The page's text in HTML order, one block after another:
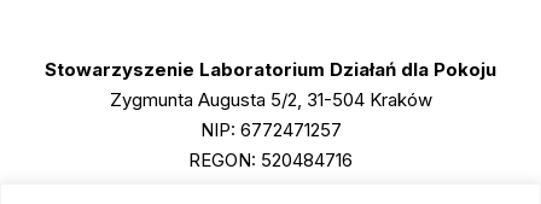
Stowarzyszenie Laboratorium Działań dla Pokoju
Zygmunta Augusta 5/2, 31-504 Kraków
NIP: 6772471257
REGON: 520484716